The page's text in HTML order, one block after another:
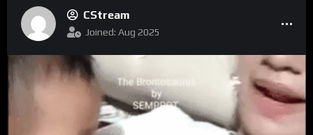
CStream
Joined: Aug 2025